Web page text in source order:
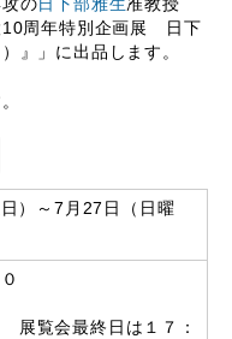
の 日下部雅生准教授
10周年特別企画展 日下
』」に出品します。
）～7月27日（日曜
展覧会最終日は１７：